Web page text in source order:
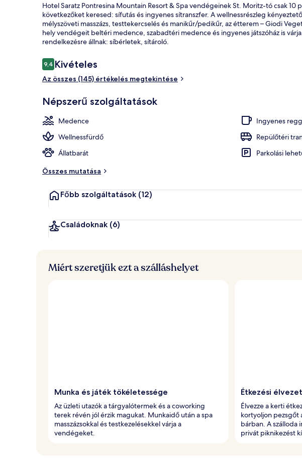
Hotel Saratz Pontresina Mountain Resort & Spa vendégeinek St. Moritz-tó csak 10
következőket keresed: sífutás és ingyenes sítranszfer. A wellnessrészleg
mélyszöveti masszázs, testtekercselés és manikűr/pedikűr, az étterem – Giodi
hely vendégeit beltéri medence, szabadtéri medence és ingyenes játszóház is
rendelkezésre állnak: síbérletek, sítároló.
Értékelések
9,49,4 ennyiből: 10
Kivételes
Az összes (145) értékelés megtekintése
Népszerű szolgáltatások
Medence
Ingyenes
Wellnessfürdő
Repülőtéri
Állatbarát
Parkolási
Összes mutatása
Főbb szolgáltatások (12)
Családoknak (6)
Miért szeretjük ezt a szálláshelyet
Munka és játék tökéletessége
Az üzleti utazók a tárgyalótermek és a coworking
terek révén jól érzik magukat. Munkaidő után a spa
masszázsokkal és testkezelésekkel várja a
vendégeket.
Étkezési
Élvezze a kerti
kortyoljon pezsgőt
bárban. A szálloda
privát piknikezést